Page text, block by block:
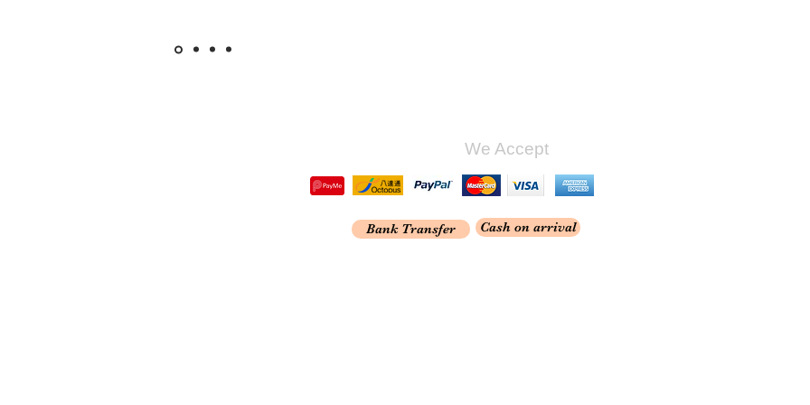
We Accept
Bank Transfer Cash on arrival